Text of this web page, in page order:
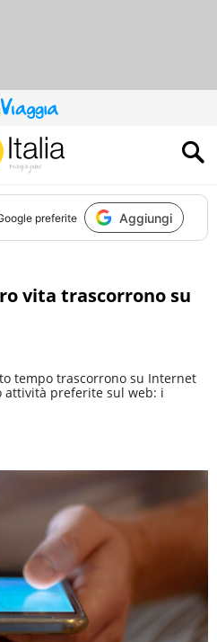
QUESTO
SITO
CONTRIBUISCE
ALL’AUDIENCE
DI
preferite Aggiungi
vita trascorrono su
tempo trascorrono su Internet
preferite sul web: i